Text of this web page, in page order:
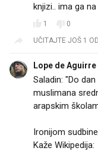
knjizi.. ima ga na
1
0
UČITAJTE JOŠ 1
Lope de Aguirre
Saladin: "Do
muslimana
arapskim
Ironijom
Kaže Wikipedija: